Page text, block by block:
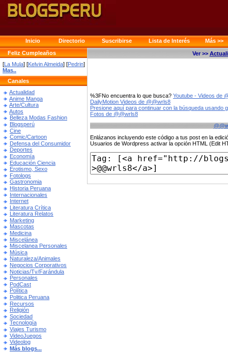
Inicio Directorio Suscribirse Lista de Interés
Más >>
Feliz Cumpleaños
[La Mula] [Kelvin Almeida] [Pedrin]
Mas..
Canales
Actualidad
Anime Manga
Arte/Cultura
Autos
Belleza Modas Fashion
Blogsperú
Cine
Comic/Cartoon
Defensa del Consumidor
Deportes
Economía
Educación Ciencia
Erotismo, Sexo
Fotologs
Gastronomia
Historia Peruana
Internacionales
Internet
Literatura Crítica
Literatura Relatos
Marketing
Mascotas
Medicina
Miscelánea
Miscelanea Personales
Música
Naturaleza/Animales
Negocios Corporativos
Noticias/Tv/Farándula
Personales
PodCast
Política
Politica Peruana
Recursos
Religión
Sociedad
Tecnología
Viajes Turismo
VideoJuegos
Videolog
Más blogs...
Ver >>
%3FNo encuentra lo que busca? Youtube - Videos de
DailyMotion Videos de @@wrls8
Presione aquí para continuar con la búsqueda usando
Fotos de @@wrls8
Enlázanos incluyendo este código a tus post en la
Usuarios de Wordpress activar la opción HTML (Edit